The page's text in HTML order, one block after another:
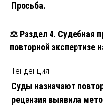
Просьба.
⚖️ Раздел 4. Судебная
повторной экспертизе
Тенденция
Суды назначают
рецензия выявила